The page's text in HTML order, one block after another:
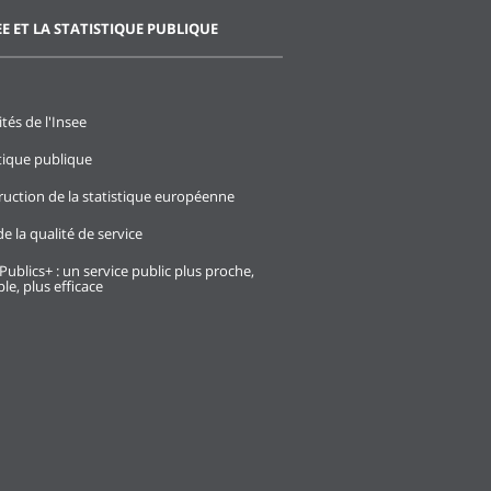
ET LA STATISTIQUE PUBLIQUE
de l'Insee
publique
de la statistique européenne
la qualité de service
: un service public plus proche,
plus efficace